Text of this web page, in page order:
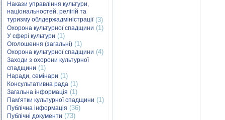
Накази управління культури,
національностей, релігій та
туризму облдержадміністрації(3)
Охорона культурної спадщини (1)
У сфері культури (1)
Оголошення (загальні) (1)
Охорона культурної спадщини (4)
Заходи з охорони культурної
спадщини (1)
Наради, семінари (1)
Консультативна рада (1)
Загальна інформація (1)
Пам'ятки культурної спадщини (1)
Публічна інформація (36)
Публічні документи (73)